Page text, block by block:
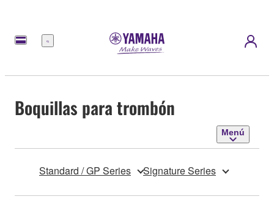
Menú
Boquillas para trombón
Menú
Standard / GP Series Signature Series